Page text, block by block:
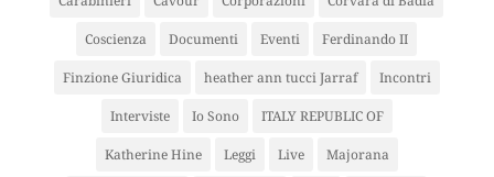
Coscienza Documenti Eventi Ferdinando II
Finzione Giuridica heather ann tucci Jarraf Incontri
Interviste Io Sono ITALY REPUBLIC OF
Katherine Hine Leggi Live Majorana